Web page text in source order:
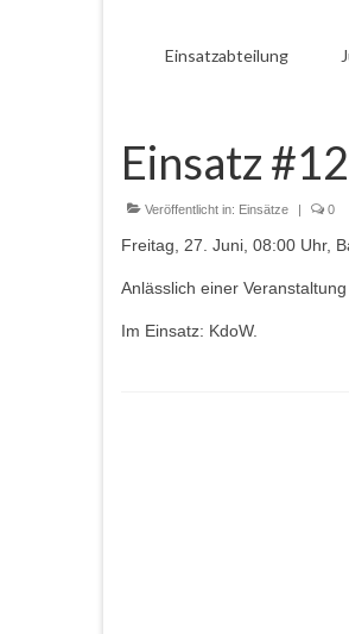
Einsatzabteilung
Einsatz
Veröffentlicht in: Einsätze | 0
Freitag, 27. Juni, 08:00 Uhr,
Anlässlich einer
Im Einsatz: KdoW.